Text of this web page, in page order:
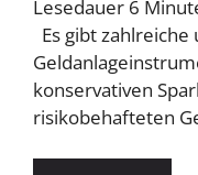
Lesedauer 6
Es gibt
konservativen
risikobehafteten